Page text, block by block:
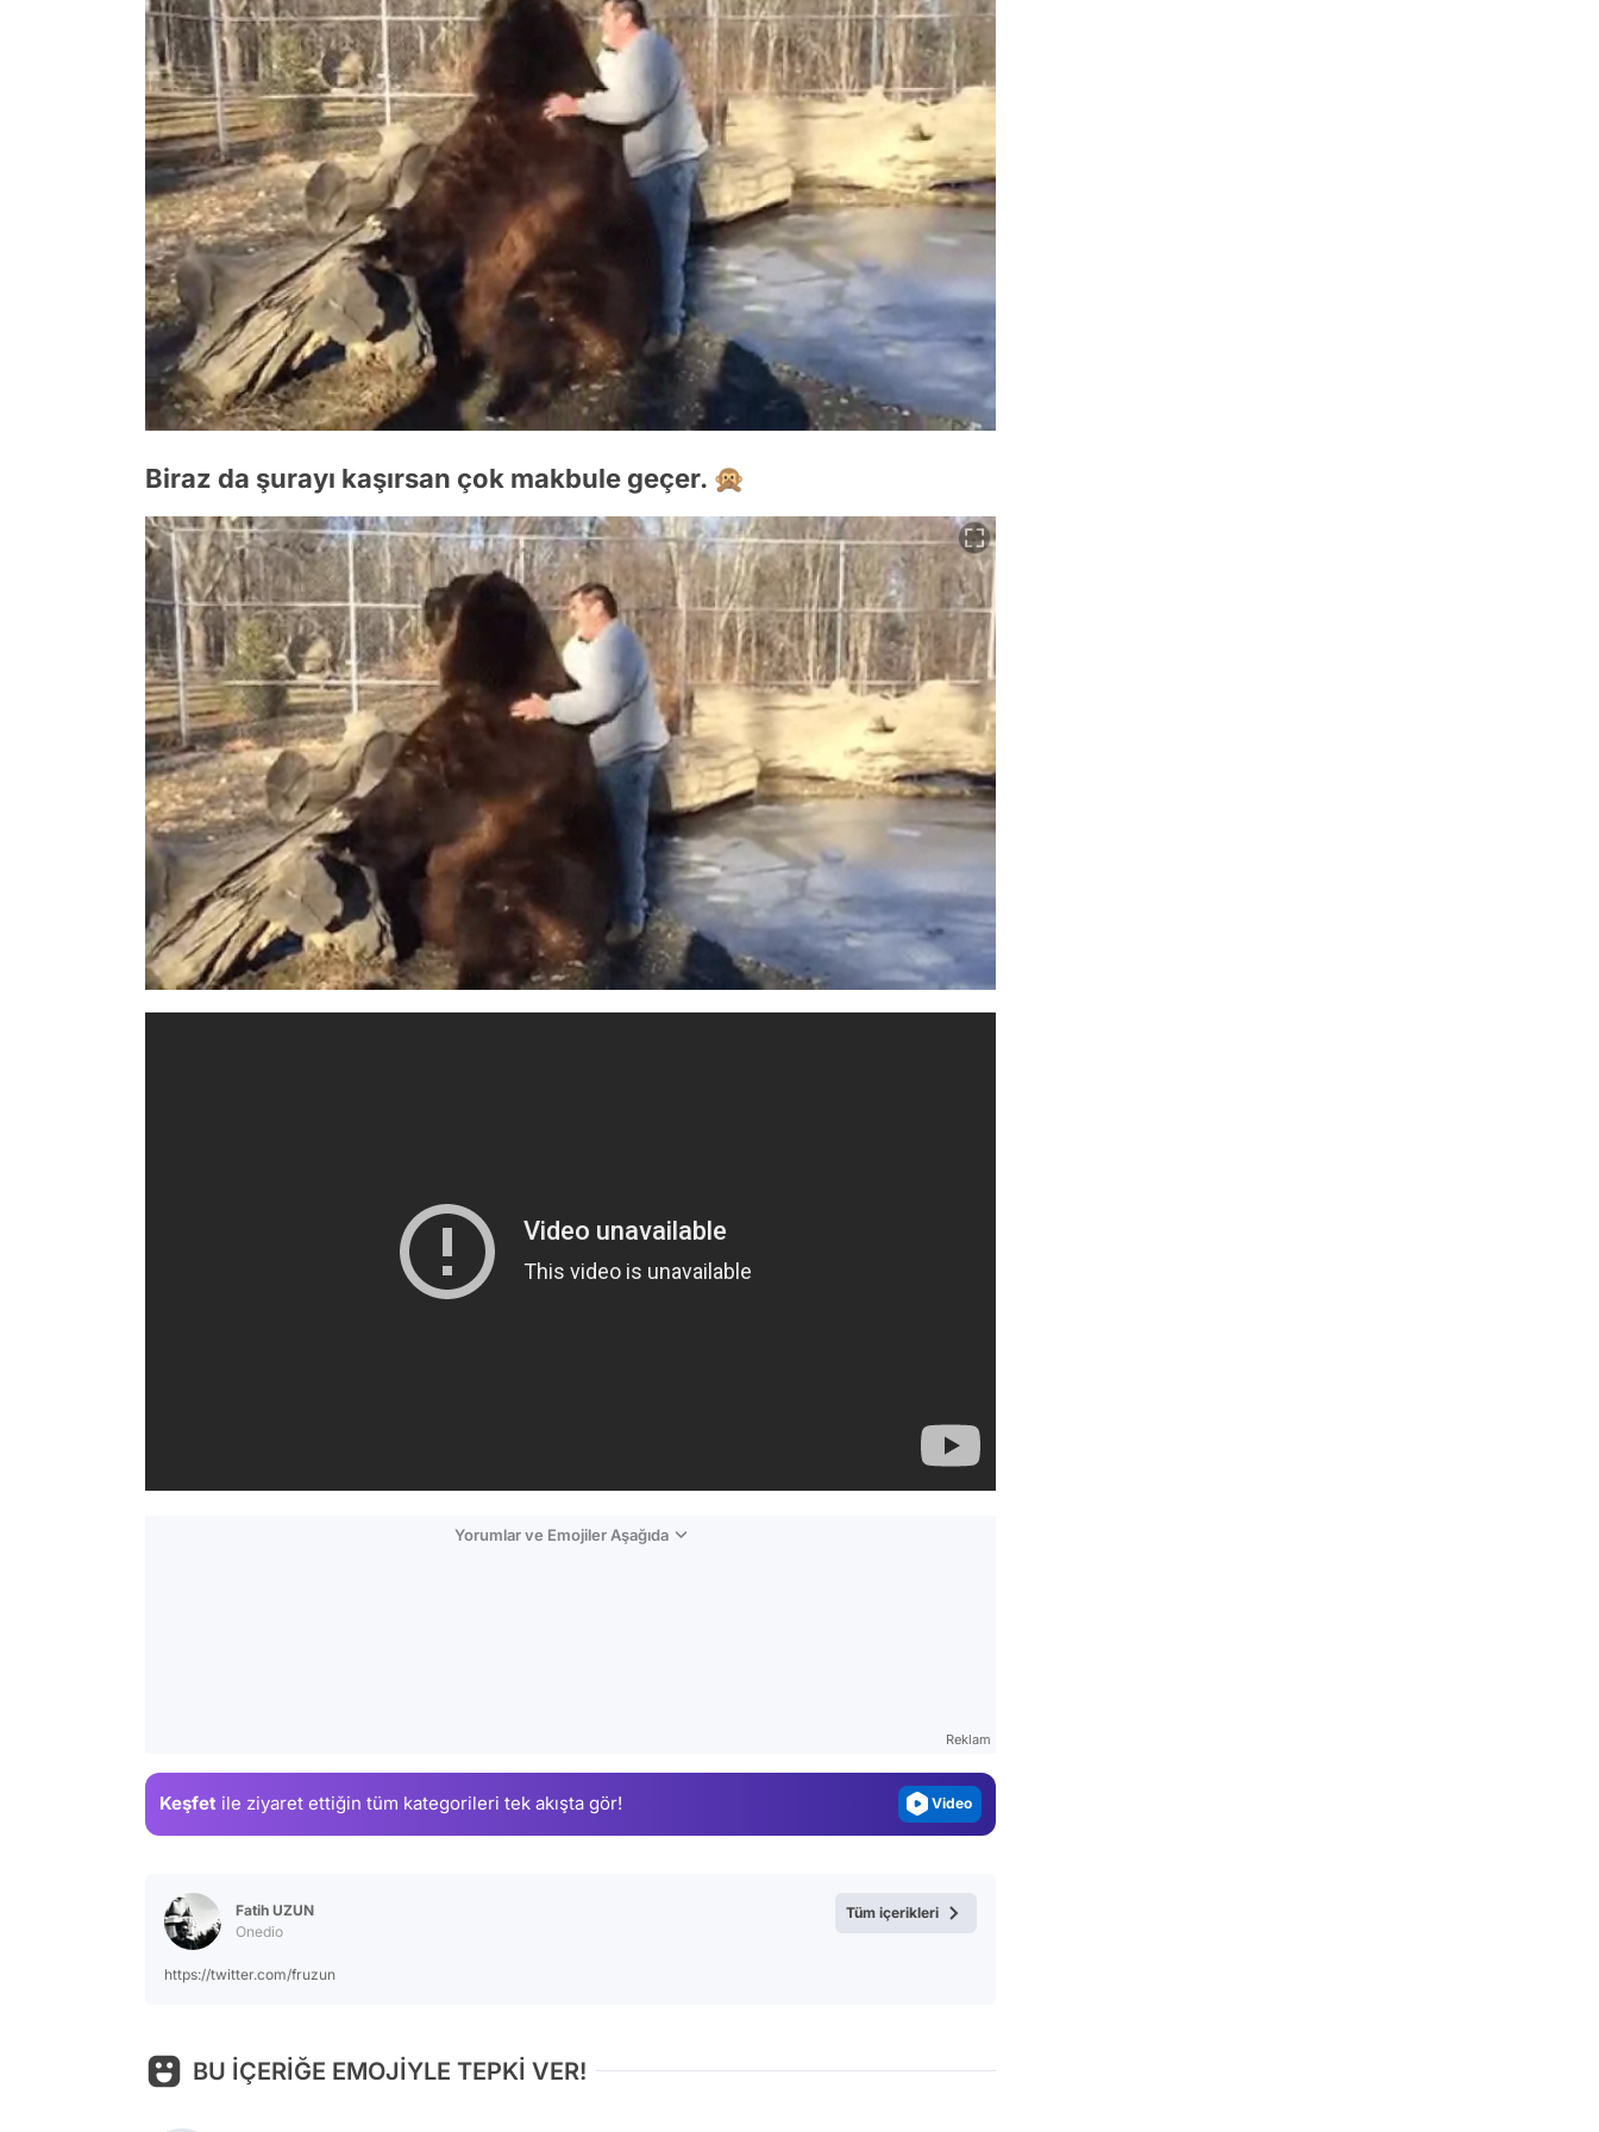
Biraz da şurayı kaşırsan çok makbule geçer. 🙊
Yorumlar ve Emojiler Aşağıda
Reklam
Keşfet ile ziyaret ettiğin tüm kategorileri tek akışta gör! Video
Fatih UZUN
Onedio
https://twitter.com/fruzun
Tüm içerikleri
BU İÇERİĞE EMOJİYLE TEPKİ VER!